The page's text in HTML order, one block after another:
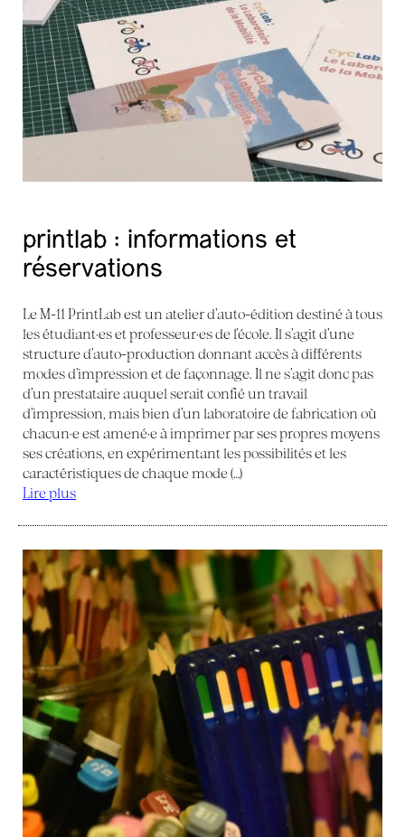
printlab : informations et
réservations
Le M-11 PrintLab est un atelier d’auto-édition destiné à tous
les étudiant·es et professeur·es de l’école. Il s’agit d’une
structure d’auto-production donnant accès à différents
modes d’impression et de façonnage. Il ne s’agit donc pas
d’un prestataire auquel serait confié un travail
d’impression, mais bien d’un laboratoire de fabrication où
chacun·e est amené·e à imprimer par ses propres moyens
ses créations, en expérimentant les possibilités et les
caractéristiques de chaque mode (…)
Lire plus